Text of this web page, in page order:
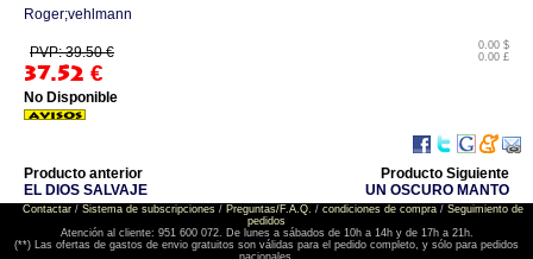
Roger;vehlmann
PVP: 39.50 €
37.52 €
0.00 $
0.00 £
No Disponible
Producto anterior
EL DIOS SALVAJE
Producto Siguiente
UN OSCURO MANTO
Contactar/ Sistema de subscripciones/ Preguntas/F.A.Q. / condiciones de compra/ Seguimiento de
pedidos
Atención al cliente: 951 600 072. De lunes a sábados de 10h a 14h y de 17h a 21h.
(**) Las ofertas de gastos de envio gratuitos son válidas para el pedido completo, y sólo para pedidos